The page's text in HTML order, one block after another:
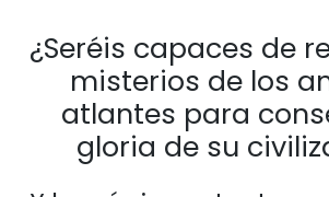
¿Seréis capaces de
misterios de los
atlantes para
gloria de su